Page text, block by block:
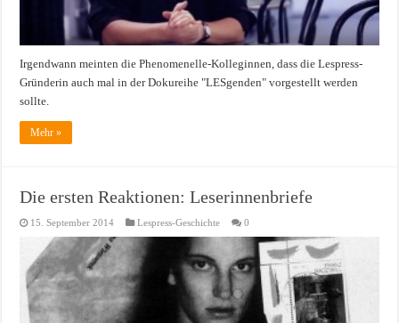
Irgendwann meinten die Phenomenelle-Kolleginnen, dass die Lespress-
Gründerin auch mal in der Dokureihe "LESgenden" vorgestellt werden
sollte.
Mehr »
Die ersten Reaktionen: Leserinnenbriefe
15. September 2014 Lespress-Geschichte 0